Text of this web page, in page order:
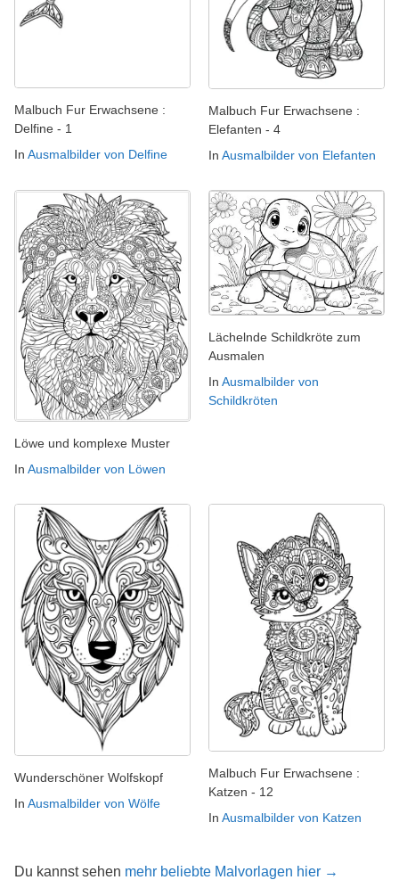
Malbuch Fur Erwachsene :
Delfine - 1
In Ausmalbilder von Delfine
Malbuch Fur Erwachsene :
Elefanten - 4
In Ausmalbilder von Elefanten
Löwe und komplexe Muster
In Ausmalbilder von Löwen
Lächelnde Schildkröte zum
Ausmalen
In Ausmalbilder von
Schildkröten
Wunderschöner Wolfskopf
In Ausmalbilder von Wölfe
Malbuch Fur Erwachsene :
Katzen - 12
In Ausmalbilder von Katzen
Du kannst sehen mehr beliebte Malvorlagen hier →